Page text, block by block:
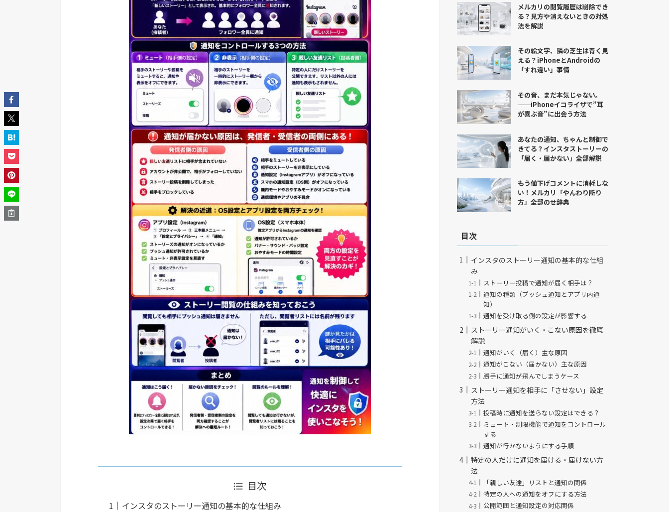
目次
インスタのストーリー通知の基本的な仕組み
メルカリの閲覧履歴は削除でき
る？見方や消えないときの対処
法を解説
その絵文字、隣の芝生は青く見
える？iPhoneとAndroidの
「すれ違い」事情
その音、まだ本気じゃない。
──iPhoneイコライザで”耳
が喜ぶ音”に出会う方法
あなたの通知、ちゃんと制御で
きてる？インスタストーリーの
「届く・届かない」全部解説
もう値下げコメントに消耗しな
い！メルカリ「やんわり断り
方」全部のせ辞典
目次
インスタのストーリー通知の基本的な仕組
み
ストーリー投稿で通知が届く相手は？
通知の種類（プッシュ通知とアプリ内通
知）
通知を受け取る側の設定が影響する
ストーリー通知がいく・こない原因を徹底
解説
通知がいく（届く）主な原因
通知がこない（届かない）主な原因
勝手に通知が飛んでしまうケース
ストーリー通知を相手に「させない」設定
方法
投稿時に通知を送らない設定はできる？
ミュート・制限機能で通知をコントロール
する
通知が行かないようにする手順
特定の人だけに通知を届ける・届けない方
法
「親しい友達」リストと通知の関係
特定の人への通知をオフにする方法
公開範囲と通知設定の対応関係